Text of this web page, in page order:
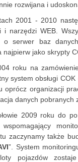
rozwijana i
2001 - 2010
i narzędzi WEB.
o serwer baz
najpierw jako skrypty
roku na
system obsługi
oprócz organizacji
danych pobranych
2009 roku do
wspomagający
zaczynamy także
”. System
pojazdów